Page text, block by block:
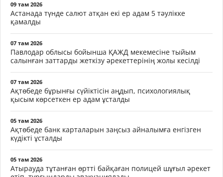
09 там 2026
Астанада түнде салют атқан екі ер адам 5 тәулікке
қамалды
07 там 2026
Павлодар облысы бойынша ҚАЖД мекемесіне тыйым
салынған заттарды жеткізу әрекеттерінің жолы кесілді
07 там 2026
Ақтөбеде бұрынғы сүйіктісін аңдып, психологиялық
қысым көрсеткен ер адам ұсталды
05 там 2026
Ақтөбеде банк карталарын заңсыз айналымға енгізген
күдікті ұсталды
05 там 2026
Атырауда тұтанған өртті байқаған полицей шұғыл әрекет